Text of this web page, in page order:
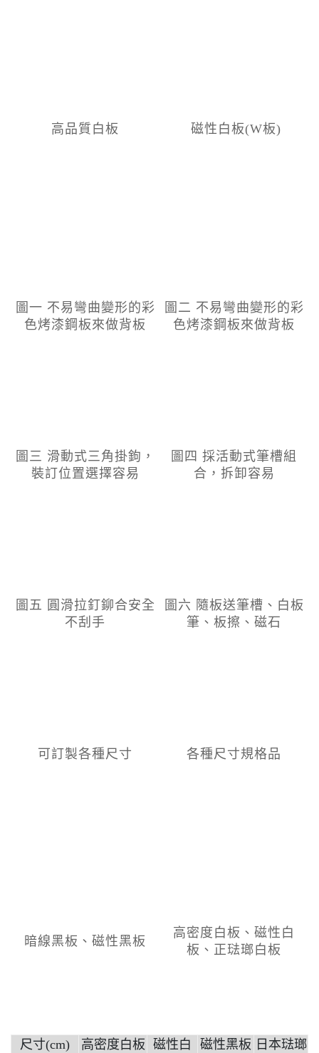
高品質白板 磁性白板(W板)
圖一 不易彎曲變形的彩
色烤漆鋼板來做背板
圖二 不易彎曲變形的彩
色烤漆鋼板來做背板
圖三 滑動式三角掛鉤，
裝訂位置選擇容易
圖四 採活動式筆槽組
合，拆卸容易
圖五 圓滑拉釘鉚合安全
不刮手
圖六 隨板送筆槽、白板
筆、板擦、磁石
可訂製各種尺寸 各種尺寸規格品
暗線黑板、磁性黑板
高密度白板、磁性白
板、正琺瑯白板
尺寸(cm) 高密度白板 磁性白
磁性黑板 日本琺瑯